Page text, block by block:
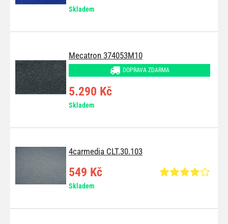
Skladem
Mecatron 374053M10
DOPRAVA ZDARMA
5.290 Kč
Skladem
4carmedia CLT.30.103
549 Kč
Skladem